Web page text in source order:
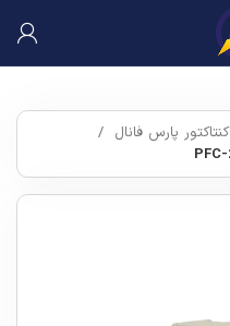
کنتاکتور پارس فانال